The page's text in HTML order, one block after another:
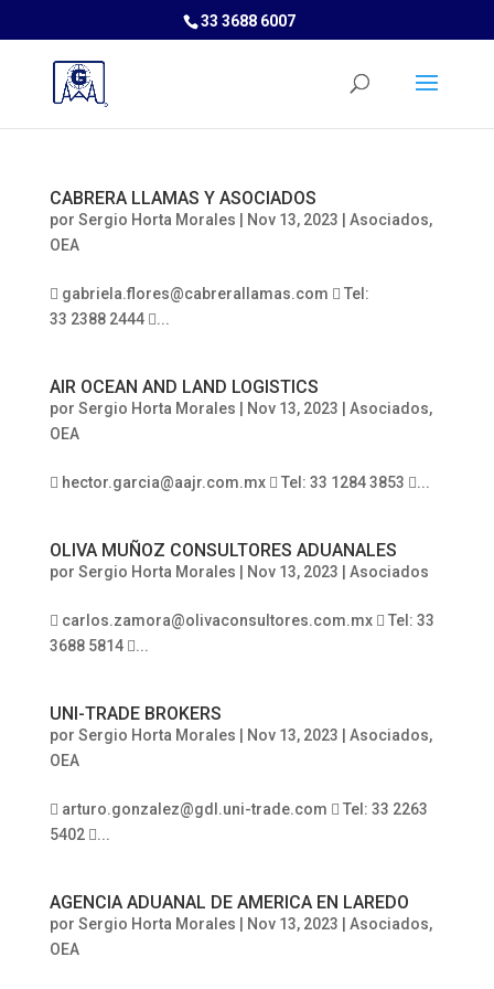
33 3688 6007
CABRERA LLAMAS Y ASOCIADOS
por Sergio Horta Morales Nov 13, 2023 Asociados,
OEA
 gabriela.flores@cabrerallamas.com  Tel:
33 2388 2444 ...
AIR OCEAN AND LAND LOGISTICS
por Sergio Horta Morales Nov 13, 2023 Asociados,
OEA
 hector.garcia@aajr.com.mx  Tel: 33 1284 3853 ...
OLIVA MUÑOZ CONSULTORES ADUANALES
por Sergio Horta Morales Nov 13, 2023 Asociados
 carlos.zamora@olivaconsultores.com.mx  Tel: 33
3688 5814 ...
UNI-TRADE BROKERS
por Sergio Horta Morales Nov 13, 2023 Asociados,
OEA
 arturo.gonzalez@gdl.uni-trade.com  Tel: 33 2263
5402 ...
AGENCIA ADUANAL DE AMERICA EN LAREDO
por Sergio Horta Morales Nov 13, 2023 Asociados,
OEA